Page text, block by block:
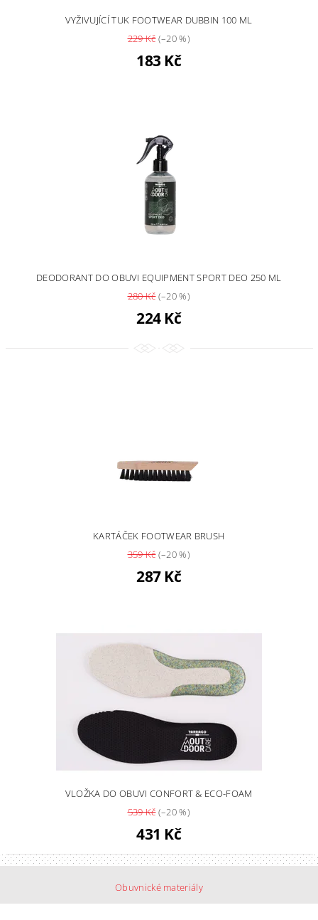
VYŽIVUJÍCÍ TUK FOOTWEAR DUBBIN 100 ML
229 Kč(–20 %)
183 Kč
DEODORANT DO OBUVI EQUIPMENT SPORT DEO 250 ML
280 Kč(–20 %)
224 Kč
KARTÁČEK FOOTWEAR BRUSH
359 Kč(–20 %)
287 Kč
VLOŽKA DO OBUVI CONFORT & ECO-FOAM
539 Kč(–20 %)
431 Kč
Obuvnické materiály